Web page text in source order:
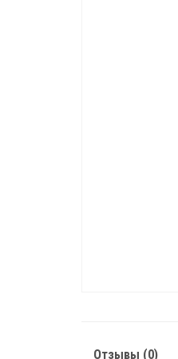
Отзывы (0)